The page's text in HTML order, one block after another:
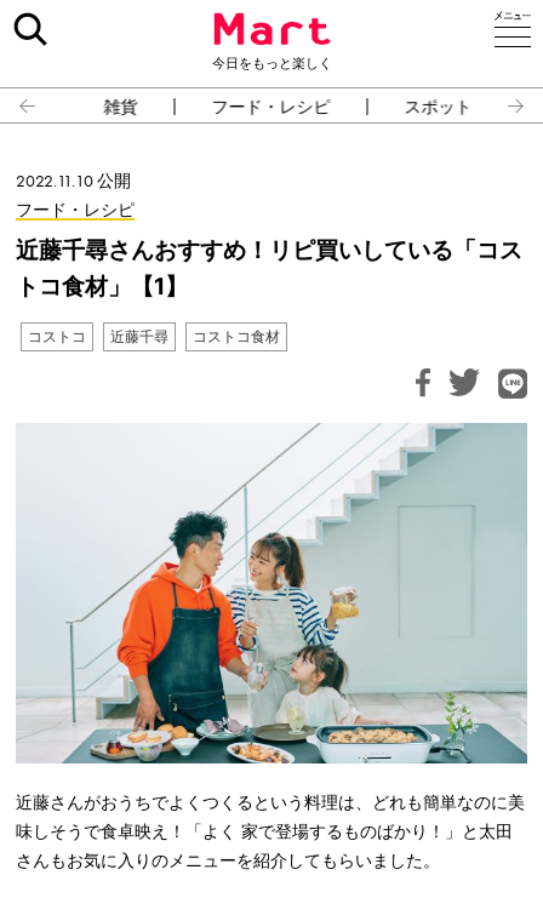
今日をもっと楽しく
雑貨 フード・レシピ スポット
2022.11.10 公開
フード・レシピ
近藤千尋さんおすすめ！リピ買いしている「コス
トコ食材」【1】
コストコ 近藤千尋 コストコ食材
近藤さんがおうちでよくつくるという料理は、どれも簡単なのに美
味しそうで食卓映え！「よく 家で登場するものばかり！」と太田
さんもお気に入りのメニューを紹介してもらいました。